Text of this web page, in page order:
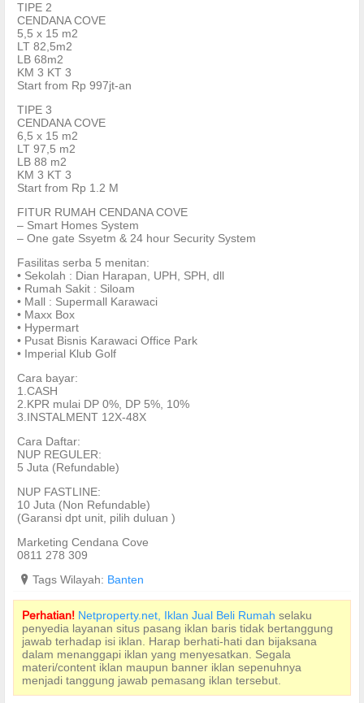
TIPE 2
CENDANA COVE
5,5 x 15 m2
LT 82,5m2
LB 68m2
KM 3 KT 3
Start from Rp 997jt-an
TIPE 3
CENDANA COVE
6,5 x 15 m2
LT 97,5 m2
LB 88 m2
KM 3 KT 3
Start from Rp 1.2 M
FITUR RUMAH CENDANA COVE
– Smart Homes System
– One gate Ssyetm & 24 hour Security System
Fasilitas serba 5 menitan:
• Sekolah : Dian Harapan, UPH, SPH, dll
• Rumah Sakit : Siloam
• Mall : Supermall Karawaci
• Maxx Box
• Hypermart
• Pusat Bisnis Karawaci Office Park
• Imperial Klub Golf
Cara bayar:
1.CASH
2.KPR mulai DP 0%, DP 5%, 10%
3.INSTALMENT 12X-48X
Cara Daftar:
NUP REGULER:
5 Juta (Refundable)
NUP FASTLINE:
10 Juta (Non Refundable)
(Garansi dpt unit, pilih duluan )
Marketing Cendana Cove
0811 278 309
? Tags Wilayah: Banten
Perhatian! Netproperty.net, Iklan Jual Beli Rumah selaku
penyedia layanan situs pasang iklan baris tidak bertanggung
jawab terhadap isi iklan. Harap berhati-hati dan bijaksana
dalam menanggapi iklan yang menyesatkan. Segala
materi/content iklan maupun banner iklan sepenuhnya
menjadi tanggung jawab pemasang iklan tersebut.